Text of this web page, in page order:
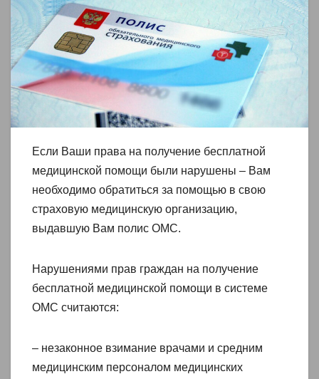
Если Ваши права на получение бесплатной
медицинской помощи были нарушены – Вам
необходимо обратиться за помощью в свою
страховую медицинскую организацию,
выдавшую Вам полис ОМС.
Нарушениями прав граждан на получение
бесплатной медицинской помощи в системе
ОМС считаются:
– незаконное взимание врачами и средним
медицинским персоналом медицинских